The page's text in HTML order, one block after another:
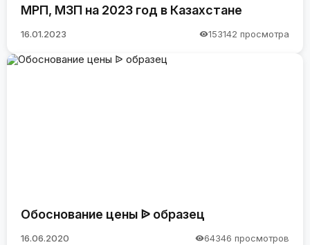
МРП, МЗП на 2023 год в Казахстане
16.01.2023 153142 просмотра
Обоснование цены ᐉ образец
16.06.2020 64346 просмотров